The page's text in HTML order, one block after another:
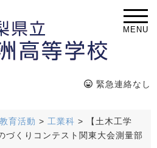
MENU
緊急連絡なし
教育活動 > 工業科 >
【土木工学
づくりコンテスト関東大会測量部